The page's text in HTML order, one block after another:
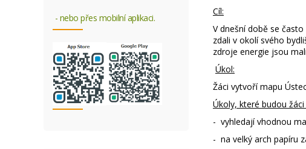
- nebo přes mobilní aplikaci.
Cíl:
V dnešní době se
zdali v okolí svého
zdroje energie jsou
Úkol:
Žáci vytvoří mapu
Úkoly, které budou
- vyhledají vhodnou
- na velký arch papíru